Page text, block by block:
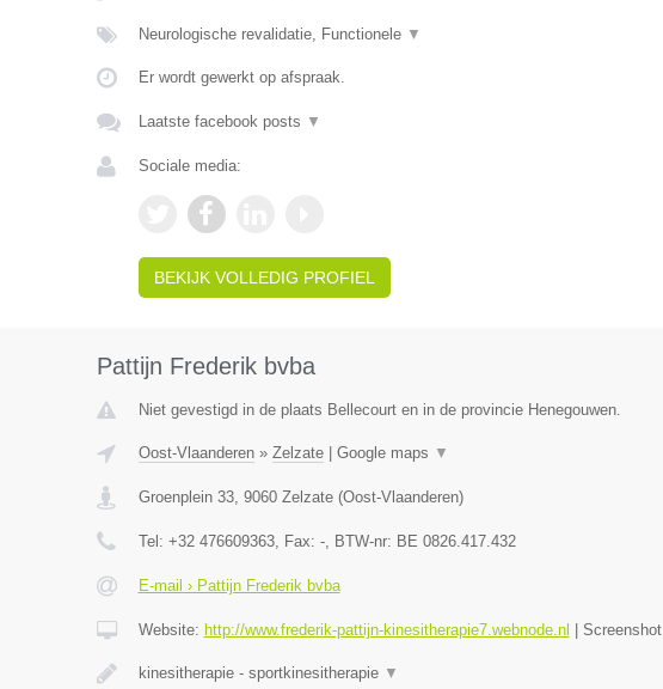
Neurologische revalidatie, Functionele ▼
Er wordt gewerkt op afspraak.
Laatste facebook posts ▼
Sociale media:
BEKIJK VOLLEDIG PROFIEL
Pattijn Frederik bvba
Niet gevestigd in de plaats Bellecourt en in de provincie Henegouwen.
Oost-Vlaanderen» Zelzate| Google maps ▼
Groenplein 33, 9060 Zelzate(Oost-Vlaanderen)
Tel: +32 476609363, Fax: -, BTW-nr: BE 0826.417.432
E-mail › Pattijn Frederik bvba
Website: http://www.frederik-pattijn-kinesitherapie7.webnode.nl Screenshot
kinesitherapie - sportkinesitherapie ▼